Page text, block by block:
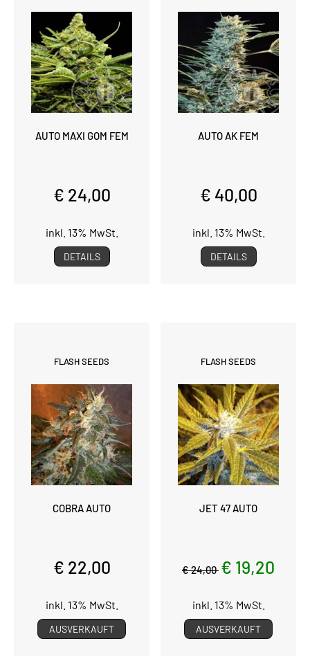
AUTO MAXI GOM FEM
€ 24,00
inkl. 13% MwSt.
DETAILS
AUTO AK FEM
€ 40,00
inkl. 13% MwSt.
DETAILS
FLASH SEEDS
COBRA AUTO
€ 22,00
inkl. 13% MwSt.
AUSVERKAUFT
FLASH SEEDS
JET 47 AUTO
€ 24,00 € 19,20
inkl. 13% MwSt.
AUSVERKAUFT